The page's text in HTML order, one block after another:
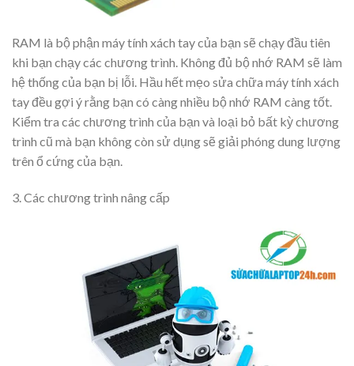
RAM là bộ phận máy tính xách tay của bạn sẽ chạy đầu tiên
khi bạn chạy các chương trình. Không đủ bộ nhớ RAM sẽ làm
hệ thống của bạn bị lỗi. Hầu hết mẹo sửa chữa máy tính xách
tay đều gợi ý rằng bạn có càng nhiều bộ nhớ RAM càng tốt.
Kiểm tra các chương trình của bạn và loại bỏ bất kỳ chương
trình cũ mà bạn không còn sử dụng sẽ giải phóng dung lượng
trên ổ cứng của bạn.
3. Các chương trình nângcấp